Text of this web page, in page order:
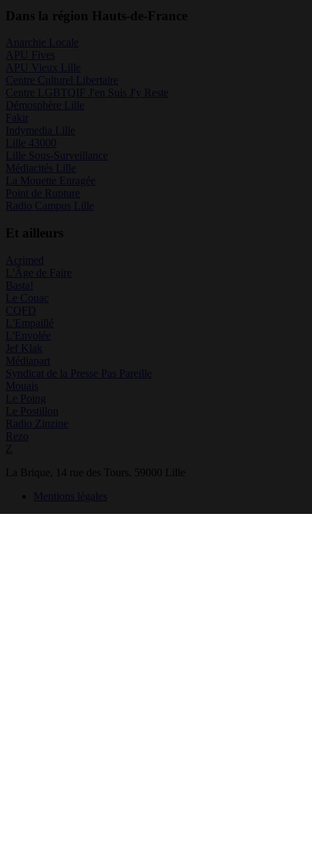
Dans la région Hauts-de-France
Anarchie Locale
APU Fives
APU Vieux Lille
Centre Culturel Libertaire
Centre LGBTQIF J'en Suis J'y Reste
Démosphère Lille
Fakir
Indymedia Lille
Lille 43000
Lille Sous-Surveillance
Médiacités Lille
La Mouette Enragée
Point de Rupture
Radio Campus Lille
Et ailleurs
Acrimed
L'Âge de Faire
Basta!
Le Couac
CQFD
L'Empaillé
L'Envolée
Jef Klak
Médiapart
Syndicat de la Presse Pas Pareille
Mouais
Le Poing
Le Postillon
Radio Zinzine
Rezo
Z
La Brique, 14 rue des Tours, 59000 Lille
Mentions légales